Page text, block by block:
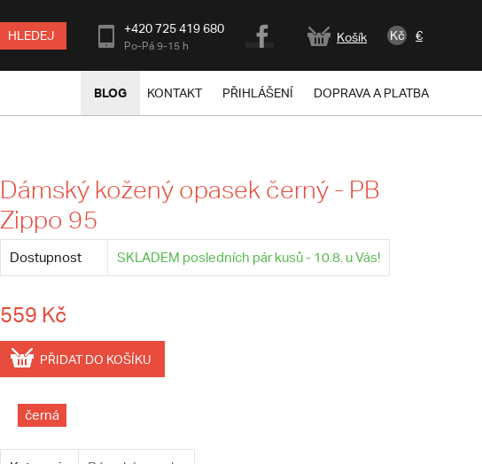
HLEDEJ +420 725 419 680
Po-Pá 9-15 h
Košík Kč €
BLOG KONTAKT PŘIHLÁŠENÍ DOPRAVA A PLATBA
Dámský kožený opasek černý - PB
Zippo 95
Dostupnost SKLADEM posledních pár kusů - 10.8. u Vás!
559 Kč
PŘIDAT DO KOŠÍKU
černá